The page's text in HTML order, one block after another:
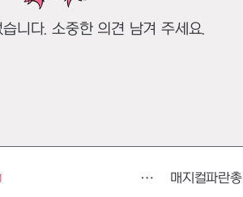
니다. 소중한 의견 남겨 주세요.
매지컬파란총